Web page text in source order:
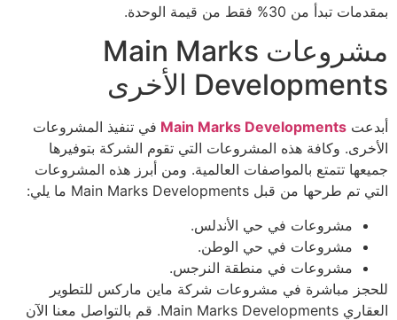
بمقدمات تبدأ من 30% فقط من قيمة الوحدة.
مشروعات Main Marks
Developments الأخرى
أبدعت Main Marks Developments في تنفيذ المشروعات
الأخرى. وكافة هذه المشروعات التي تقوم الشركة بتوفيرها
جميعها تتمتع بالمواصفات العالمية. ومن أبرز هذه المشروعات
التي تم طرحها من قبل Main Marks Developments ما يلي:
مشروعات في حي الأندلس.
مشروعات في حي الوطن.
مشروعات في منطقة النرجس.
للحجز مباشرة في مشروعات شركة ماين ماركس للتطوير
العقاري Main Marks Developments. قم بالتواصل معنا الآن